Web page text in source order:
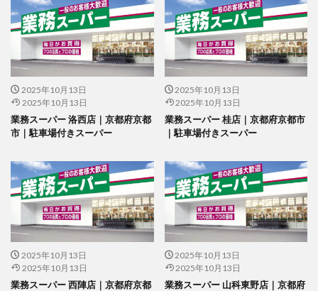
2025年10月13日
2025年10月13日
業務スーパー 洛西店｜京都府京都
市｜駐車場付きスーパー
2025年10月13日
2025年10月13日
業務スーパー 桂店｜京都府京都市
｜駐車場付きスーパー
2025年10月13日
2025年10月13日
業務スーパー 西陣店｜京都府京都
2025年10月13日
2025年10月13日
業務スーパー 山科東野店｜京都府